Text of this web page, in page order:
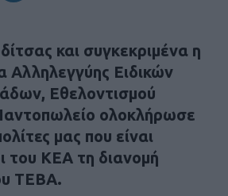
και συγκεκριμένα η
Αλληλεγγύης Ειδικών
Εθελοντισμού
ολοκλήρωσε
μας που είναι
του ΚΕΑ τη διανομή
ΤΕΒΑ.